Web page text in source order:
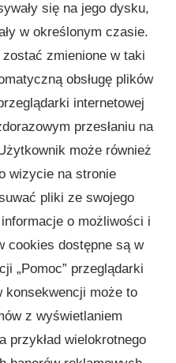
się na jego dysku,
w określonym czasie.
zmienione w taki
obsługę plików
internetowej
przesłaniu na
może również
wizycie na stronie
pliki ze swojego
o możliwości i
cookies dostępne są w
„Pomoc” przeglądarki
konsekwencji może to
z wyświetlaniem
przykład wielokrotnego